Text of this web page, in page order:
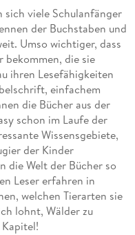
sich viele Schulanfänger
der Buchstaben und
Umso wichtiger, dass
bekommen, die sie
ihren Lesefähigkeiten
einfachem
die Bücher aus der
schon im Laufe der
Wissensgebiete,
der Kinder
die Welt der Bücher so
Leser erfahren in
welchen Tierarten sie
lohnt, Wälder zu